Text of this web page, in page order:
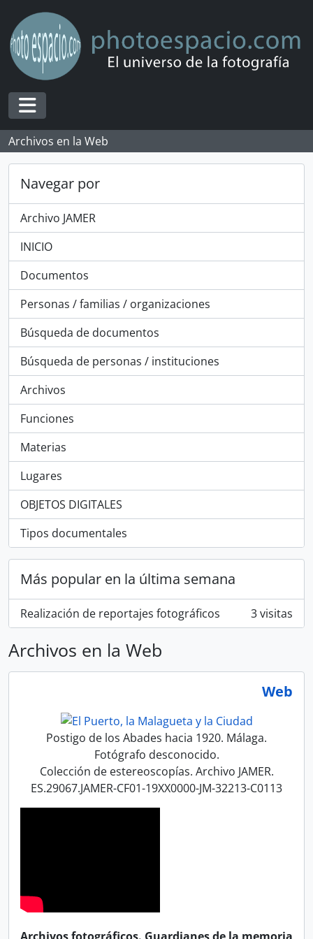
Skip to main content
Toggle navigation
Archivos en la Web
Navegar por
Archivo JAMER
INICIO
Documentos
Personas / familias / organizaciones
Búsqueda de documentos
Búsqueda de personas / instituciones
Archivos
Funciones
Materias
Lugares
OBJETOS DIGITALES
Tipos documentales
Más popular en la última semana
Realización de reportajes fotográficos 3 visitas
Archivos en la Web
Web
Postigo de los Abades hacia 1920. Málaga.
Fotógrafo desconocido.
Colección de estereoscopías. Archivo JAMER.
ES.29067.JAMER-CF01-19XX0000-JM-32213-C0113